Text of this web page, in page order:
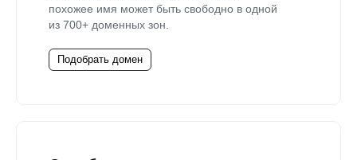
похожее имя может быть свободно в одной
из 700+ доменных зон.
Подобрать домен